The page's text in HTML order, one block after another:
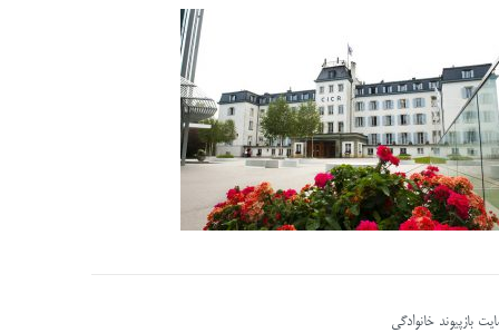
بازپیوند خانوادگی